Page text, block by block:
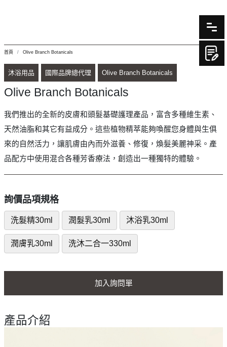
首頁 Olive Branch Botanicals
沐浴用品 國際品牌總代理 Olive Branch Botanicals
Olive Branch Botanicals
我們推出的全新的皮膚和頭髮基礎護理產品，富含多種維生素、
天然油脂和其它有益成分。這些植物精萃能夠喚醒您身體與生俱
來的自然活力，讓肌膚由內而外滋養、修復，煥髮美麗神采。產
品配方中使用混合各種芳香療法，創造出一種獨特的體驗。
詢價品項規格
洗髮精30ml 潤髮乳30ml 沐浴乳30ml
潤膚乳30ml 洗沐二合一330ml
加入詢問單
產品介紹